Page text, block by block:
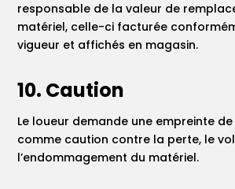
responsable de la valeur de
matériel, celle-ci facturée
vigueur et affichés en magasin.
10. Caution
Le loueur demande une empreinte
comme caution contre la perte, le
l’endommagement du matériel.